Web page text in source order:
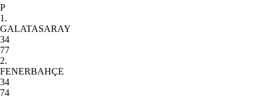
P
1.
GALATASARAY
34
77
2.
FENERBAHÇE
34
74